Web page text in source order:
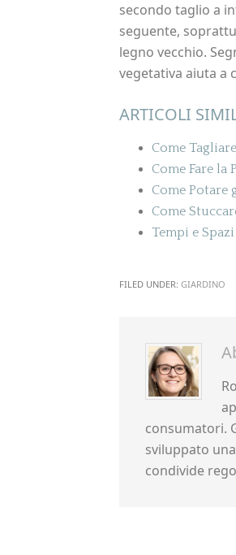
secondo taglio a
seguente,
legno vecchio.
vegetativa aiuta a
ARTICOLI
Come
Come Fare la
Come Potare
Come
Tempi e
FILED UNDER: GIARDINO
consumatori.
sviluppato
condivide